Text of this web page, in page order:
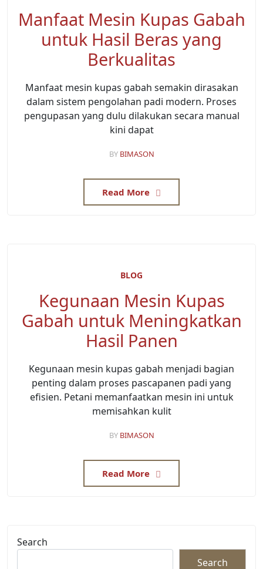
Manfaat Mesin Kupas Gabah
untuk Hasil Beras yang
Berkualitas
Manfaat mesin kupas gabah semakin dirasakan
dalam sistem pengolahan padi modern. Proses
pengupasan yang dulu dilakukan secara manual
kini dapat
BY BIMASON
Read More
BLOG
Kegunaan Mesin Kupas
Gabah untuk Meningkatkan
Hasil Panen
Kegunaan mesin kupas gabah menjadi bagian
penting dalam proses pascapanen padi yang
efisien. Petani memanfaatkan mesin ini untuk
memisahkan kulit
BY BIMASON
Read More
Search
Search